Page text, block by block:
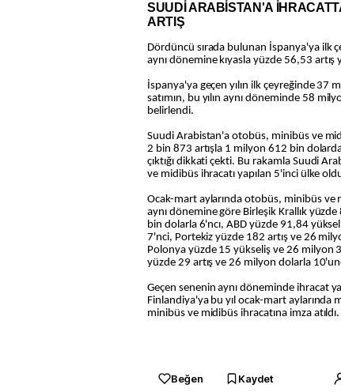
SUUDİ ARABİSTAN'A
ARTIŞ
Dördüncü sırada bulunan İspanya'ya ilk
aynı dönemine kıyasla yüzde 56,53 artış
İspanya'ya geçen yılın ilk çeyreğinde 37
satımın, bu yılın aynı döneminde 58
belirlendi.
Suudi Arabistan'a otobüs, minibüs ve
2 bin 873 artışla 1 milyon 612 bin
çıktığı dikkati çekti. Bu rakamla Suudi
ve midibüs ihracatı yapılan 5'inci ülke
Ocak-mart aylarında otobüs, minibüs ve
aynı dönemine göre Birleşik Krallık
bin dolarla 6'ncı, ABD yüzde 91,84
7'nci, Portekiz yüzde 182 artış ve 26
Polonya yüzde 15 yükseliş ve 26 milyon
yüzde 29 artış ve 26 milyon dolarla
Geçen senenin aynı döneminde ihracat
Finlandiya'ya bu yıl ocak-mart aylarında
minibüs ve midibüs ihracatına imza atıldı.
Beğen Kaydet